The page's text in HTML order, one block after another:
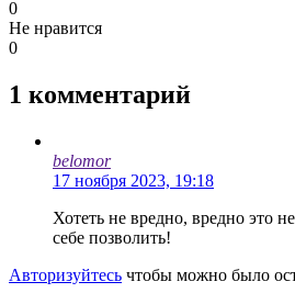
0
Не нравится
0
1 комментарий
belomor
17 ноября 2023, 19:18
Хотеть не вредно, вредно это
себе позволить!
Авторизуйтесь чтобы можно было